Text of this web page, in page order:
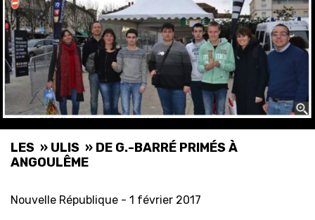
LES » ULIS » DE G.-BARRÉ PRIMÉS À
ANGOULÊME
Nouvelle République - 1 février 2017